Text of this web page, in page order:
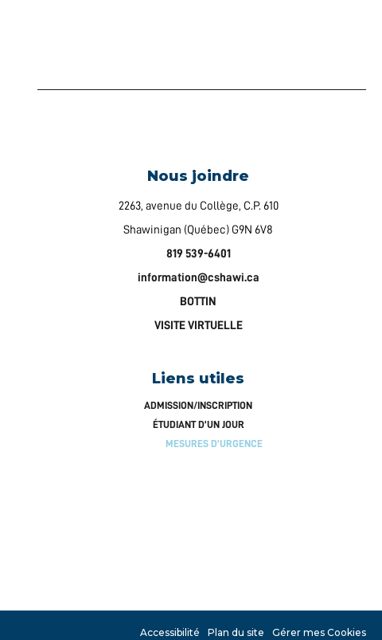
Nous joindre
2263, avenue du Collège, C.P. 610
Shawinigan (Québec) G9N 6V8
819 539-6401
information@cshawi.ca
BOTTIN
VISITE VIRTUELLE
Liens utiles
ADMISSION/INSCRIPTION
ÉTUDIANT D’UN JOUR
MESURES D’URGENCE
Accessibilité Plan du site Gérer mes Cookies